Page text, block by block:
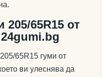
205/65R15 от
65R15 гуми от
ви улеснява да